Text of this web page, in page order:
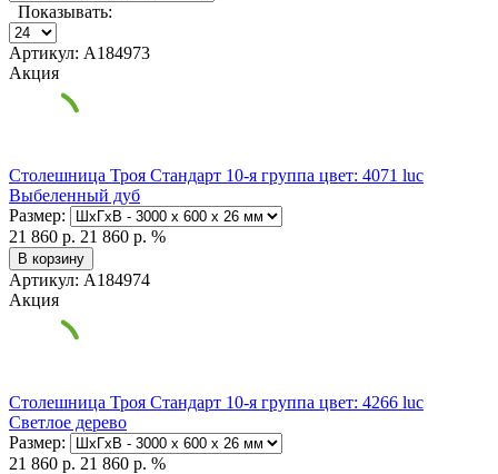
Показывать:
Артикул: А184973
Акция
Столешница Троя Стандарт 10-я группа цвет: 4071 luc
Выбеленный дуб
Размер:
21 860 р. 21 860 р. %
В корзину
Артикул: А184974
Акция
Столешница Троя Стандарт 10-я группа цвет: 4266 luc
Светлое дерево
Размер:
21 860 р. 21 860 р. %